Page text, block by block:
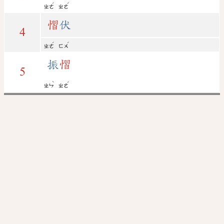
ㄓㄜ
ˊ
ㄓㄜ
ˊ
4
慴伏
ㄓㄜ
ˊ
ㄈㄨ
ˊ
5
振 慴
ㄓㄣ
ˋ
ㄓㄜ
ˊ